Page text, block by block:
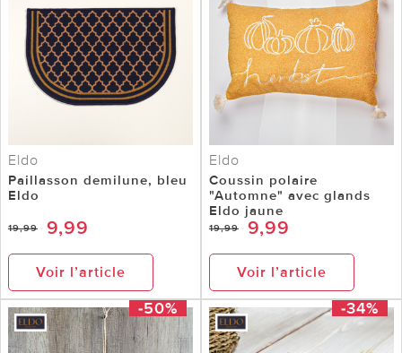
Eldo
Paillasson demilune, bleu
Eldo
19,99 9,99
Voir l’article
Eldo
Coussin polaire
"Automne" avec glands
Eldo jaune
19,99 9,99
Voir l’article
-50% -34%